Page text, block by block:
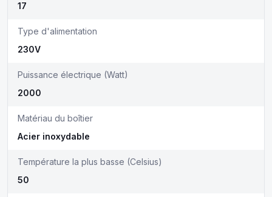
17
Type d'alimentation
230V
Puissance électrique (Watt)
2000
Matériau du boîtier
Acier inoxydable
Température la plus basse (Celsius)
50